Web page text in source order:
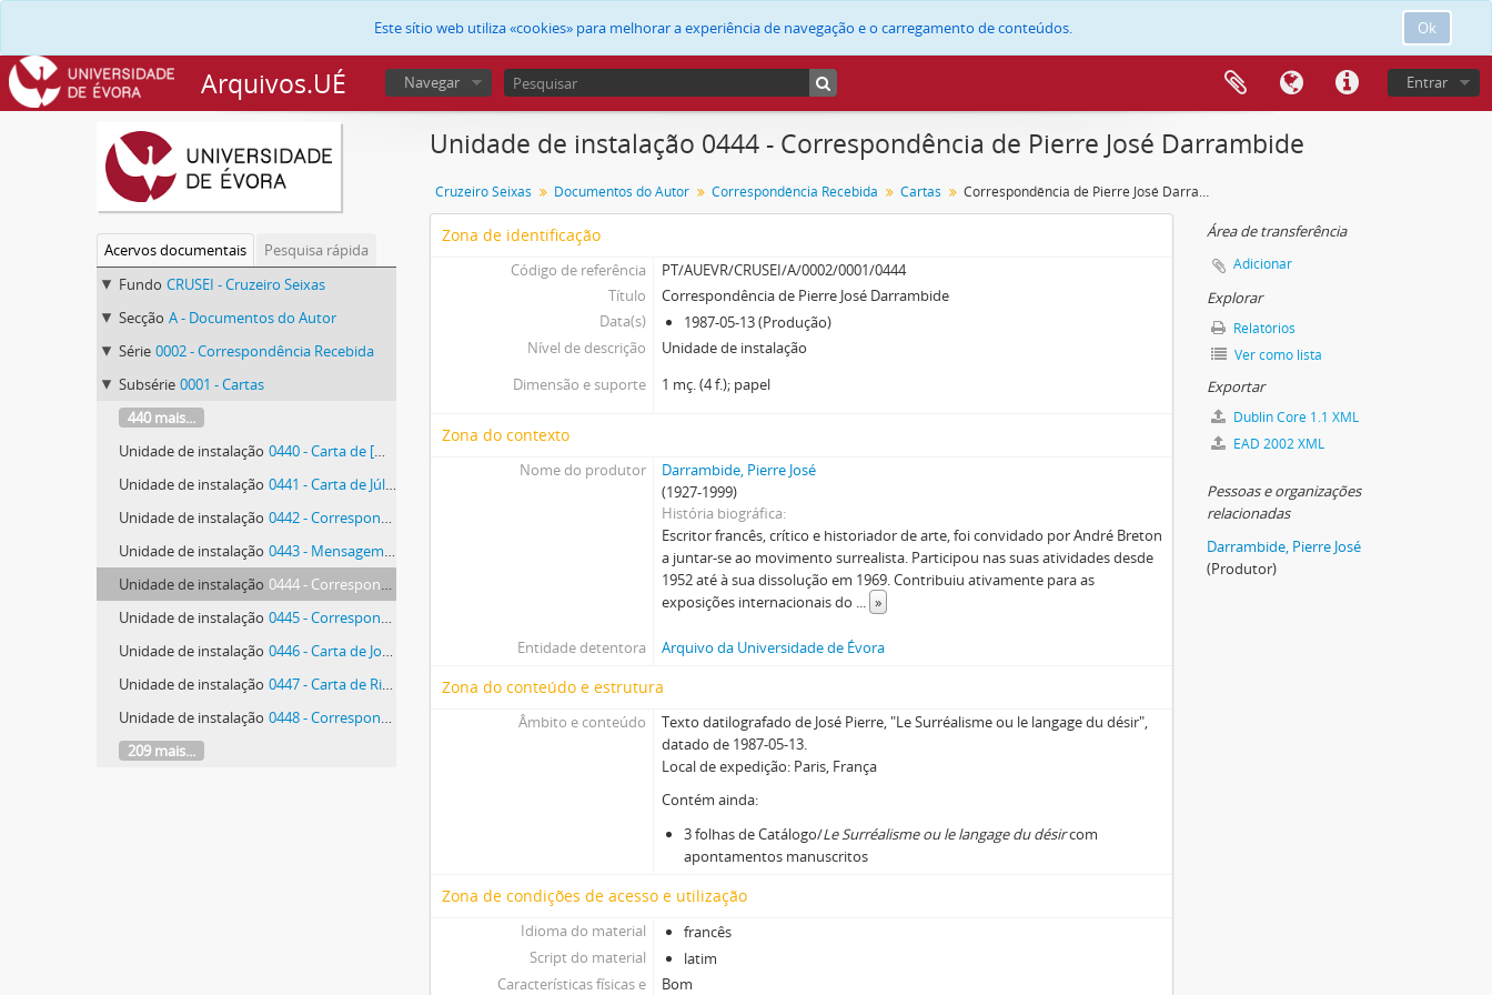
Ok
Este sítio web utiliza «cookies» para melhorar a experiência de navegação e o carregamento de conteúdos.
Arquivos.UÉ Entrar
Navegar
Acervos documentais
Pesquisa rápida
Fundo CRUSEI - Cruzeiro Seixas
Secção A - Documentos do Autor
Série 0002 - Correspondência Recebida
Subsérie 0001 - Cartas
440 mais...
Unidade de instalação 0440 - Carta de [Maria do] Carmo [Gaivão de Tavares] Risques Pereira
Unidade de instalação 0441 - Carta de Júlio Maria dos Reis Pereira
Unidade de instalação 0442 - Correspondência de Perfecto Cuadrado Fernández e outros
Unidade de instalação 0443 - Mensagem de Fred Phillips
Unidade de instalação 0444 - Correspondência de Pierre José Darrambide
Unidade de instalação 0445 - Correspondência de Alain-Pierre Pillet
Unidade de instalação 0446 - Carta de João Pinharanda
Unidade de instalação 0447 - Carta de Ricardo Augusto Esteves de Andrade Pinho
Unidade de instalação 0448 - Correspondência de Armindo Alípio Pinto
209 mais...
Unidade de instalação 0444 - Correspondência de Pierre José Darrambide
Cruzeiro Seixas Documentos do Autor Correspondência Recebida Cartas Correspondência de Pierre José Darrambide
Zona de identificação
Código de referência
PT/AUEVR/CRUSEI/A/0002/0001/0444
Título
Correspondência de Pierre José Darrambide
Data(s)
1987-05-13 (Produção)
Nível de descrição
Unidade de instalação
Dimensão e suporte
1 mç. (4 f.); papel
Zona do contexto
Nome do produtor
Darrambide, Pierre José
(1927-1999)
História biográfica
Escritor francês, crítico e historiador de arte, foi convidado por André Breton
a juntar-se ao movimento surrealista. Participou nas suas atividades desde
1952 até à sua dissolução em 1969. Contribuiu ativamente para as
exposições internacionais do ... »
Entidade detentora Arquivo da Universidade de Évora
Zona do conteúdo e estrutura
Âmbito e conteúdo
Texto datilografado de José Pierre, "Le Surréalisme ou le langage du désir",
datado de 1987-05-13.
Local de expedição: Paris, França
Contém ainda:
3 folhas de Catálogo/Le Surréalisme ou le langage du désircom
apontamentos manuscritos
Zona de condições de acesso e utilização
Idioma do material
francês
Script do material
latim
Características físicas e
Bom
Área de transferência
Adicionar
Explorar
Relatórios
Ver como lista
Exportar
Dublin Core 1.1 XML
EAD 2002 XML
Pessoas e organizações
relacionadas
Darrambide, Pierre José
(Produtor)